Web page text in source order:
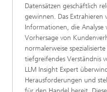
Datensätzen geschäftlich
gewinnen. Das Extrahieren
Informationen, die
Vorhersage von
normalerweise
tiefgreifendes Verständnis
LLM Insight Expert
Herausforderungen und